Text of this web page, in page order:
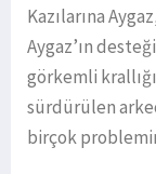
Kazılarına
Aygaz’ın
görkemli
sürdürülen
birçok